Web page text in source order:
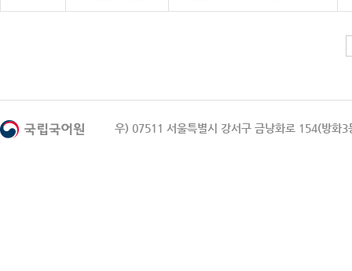
우) 07511 서울특별시 강서구 금낭화로 154(방화3